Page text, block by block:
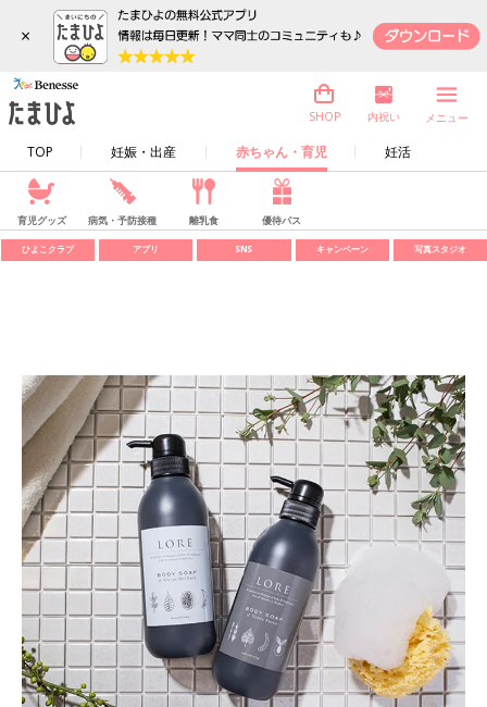
×
TOP 妊娠・出産 赤ちゃん・育児 妊活
SHOP 内祝い メニュー
育児グッズ 病気・予防接種 離乳食 優待パス
ひよこクラブ アプリ SNS キャンペーン 写真スタジオ